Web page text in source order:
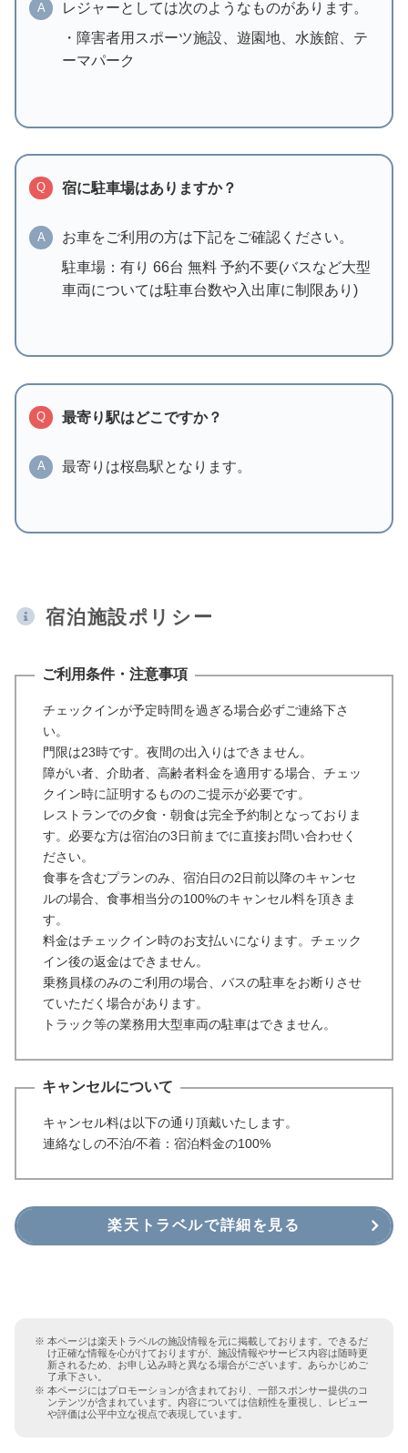
A
レジャーとしては次のようなものがあります。
・障害者用スポーツ施設、遊園地、水族館、テ
ーマパーク
Q 宿に駐車場はありますか？
A
お車をご利用の方は下記をご確認ください。
駐車場：有り 66台 無料 予約不要(バスなど大型
車両については駐車台数や入出庫に制限あり)
Q 最寄り駅はどこですか？
A 最寄りは桜島駅となります。
宿泊施設ポリシー
ご利用条件・注意事項
チェックインが予定時間を過ぎる場合必ずご連絡下さ
い。
門限は23時です。夜間の出入りはできません。
障がい者、介助者、高齢者料金を適用する場合、チェッ
クイン時に証明するもののご提示が必要です。
レストランでの夕食・朝食は完全予約制となっておりま
す。必要な方は宿泊の3日前までに直接お問い合わせく
ださい。
食事を含むプランのみ、宿泊日の2日前以降のキャンセ
ルの場合、食事相当分の100%のキャンセル料を頂きま
す。
料金はチェックイン時のお支払いになります。チェック
イン後の返金はできません。
乗務員様のみのご利用の場合、バスの駐車をお断りさせ
ていただく場合があります。
トラック等の業務用大型車両の駐車はできません。
キャンセルについて
キャンセル料は以下の通り頂戴いたします。
連絡なしの不泊/不着：宿泊料金の100%
楽天トラベルで詳細を見る
本ページは楽天トラベルの施設情報を元に掲載しております。できるだ
け正確な情報を心がけておりますが、施設情報やサービス内容は随時更
新されるため、お申し込み時と異なる場合がございます。あらかじめご
了承下さい。
本ページにはプロモーションが含まれており、一部スポンサー提供のコ
ンテンツが含まれています。内容については信頼性を重視し、レビュー
や評価は公平中立な視点で表現しています。